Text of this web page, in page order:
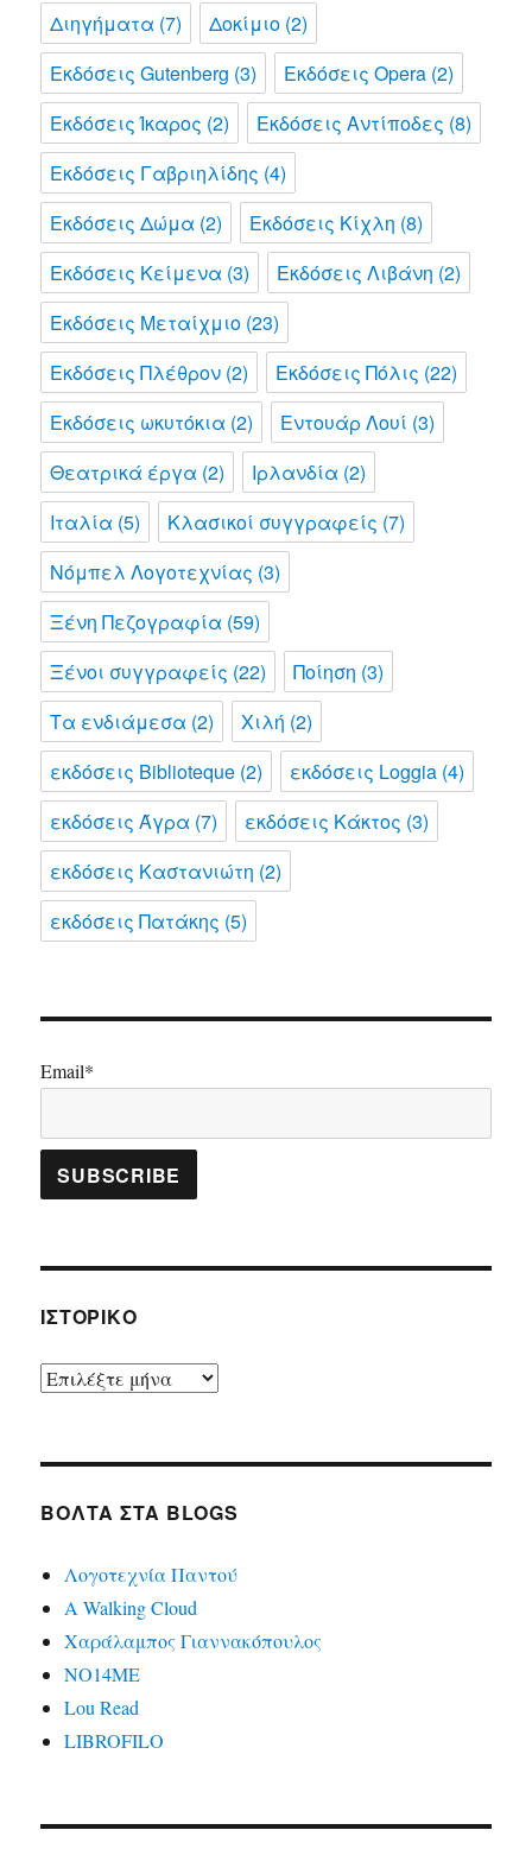
Διηγήματα (7) Δοκίμιο (2)
Εκδόσεις Gutenberg (3) Εκδόσεις Opera (2)
Εκδόσεις Ίκαρος (2) Εκδόσεις Αντίποδες (8)
Εκδόσεις Γαβριηλίδης (4)
Εκδόσεις Δώμα (2) Εκδόσεις Κίχλη (8)
Εκδόσεις Κείμενα (3) Εκδόσεις Λιβάνη (2)
Εκδόσεις Μεταίχμιο (23)
Εκδόσεις Πλέθρον (2) Εκδόσεις Πόλις (22)
Εκδόσεις ωκυτόκια (2) Εντουάρ Λουί (3)
Θεατρικά έργα (2) Ιρλανδία (2)
Ιταλία (5) Κλασικοί συγγραφείς (7)
Νόμπελ Λογοτεχνίας (3)
Ξένη Πεζογραφία (59)
Ξένοι συγγραφείς (22) Ποίηση (3)
Τα ενδιάμεσα (2) Χιλή (2)
εκδόσεις Biblioteque (2) εκδόσεις Loggia (4)
εκδόσεις Άγρα (7) εκδόσεις Κάκτος (3)
εκδόσεις Καστανιώτη (2)
εκδόσεις Πατάκης (5)
Email*
ΙΣΤΟΡΙΚΌ
Ιστορικό
ΒΌΛΤΑ ΣΤΑ BLOGS
Λογοτεχνία Παντού
A Walking Cloud
Χαράλαμπος Γιαννακόπουλος
ΝΟ14ΜΕ
Lou Read
LIBROFILO